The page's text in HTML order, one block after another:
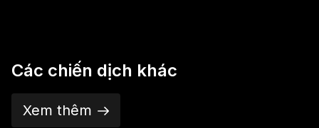
Các chiến dịch khác
Xem thêm